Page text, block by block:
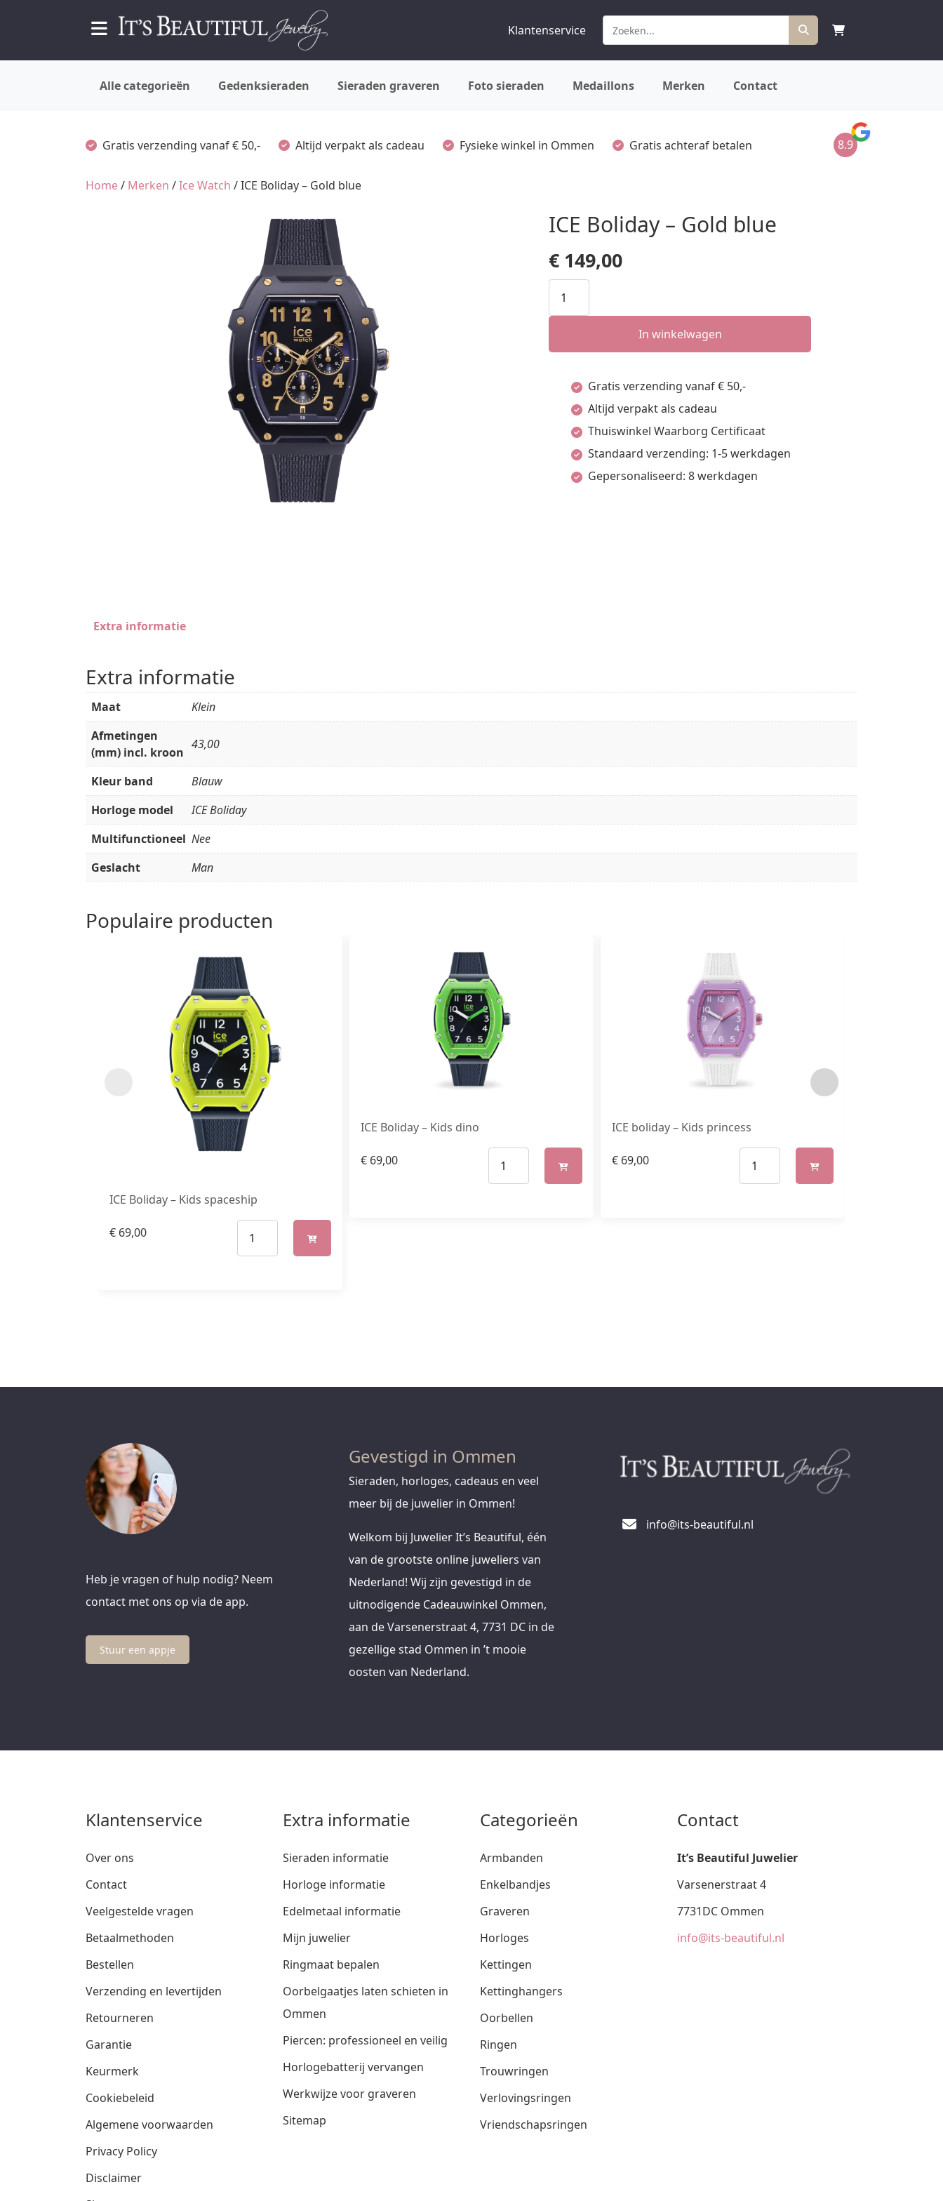
Klantenservice
Alle categorieën Gedenksieraden Sieraden graveren Foto sieraden Medaillons Merken Contact
Gratis verzending vanaf € 50,- Altijd verpakt als cadeau Fysieke winkel in Ommen Gratis achteraf betalen 8.9
Home/ Merken /Ice Watch / ICE Boliday – Gold blue
ICE Boliday – Gold blue
€ 149,00
ICE
Boliday
Gold
aantal
In winkelwagen
Gratis verzending vanaf € 50,-
Altijd verpakt als cadeau
Thuiswinkel Waarborg Certificaat
Standaard verzending: 1-5 werkdagen
Gepersonaliseerd: 8 werkdagen
Extra informatie
Extra informatie
Maat
Klein
Afmetingen
(mm) incl. kroon
43,00
Kleur band
Blauw
Horloge model
ICE Boliday
Multifunctioneel Nee
Geslacht
Man
Populaire producten
ICE Boliday – Kids spaceship
€ 69,00
ICE Boliday – Kids dino
€ 69,00
ICE boliday – Kids princess
€ 69,00
Heb je vragen of hulp nodig? Neem
contact met ons op via de app.
Stuur een appje
Gevestigd in Ommen
Sieraden, horloges, cadeaus en veel
meer bij de juwelier in Ommen!
Welkom bij Juwelier It’s Beautiful, één
van de grootste online juweliers van
Nederland! Wij zijn gevestigd in de
uitnodigende Cadeauwinkel Ommen,
aan de Varsenerstraat 4, 7731 DC in de
gezellige stad Ommen in ’t mooie
oosten van Nederland.
info@its-beautiful.nl
Klantenservice
Over ons
Contact
Veelgestelde vragen
Betaalmethoden
Bestellen
Verzending en levertijden
Retourneren
Garantie
Keurmerk
Cookiebeleid
Algemene voorwaarden
Privacy Policy
Disclaimer
Extra informatie
Sieraden informatie
Horloge informatie
Edelmetaal informatie
Mijn juwelier
Ringmaat bepalen
Oorbelgaatjes laten schieten in
Ommen
Piercen: professioneel en veilig
Horlogebatterij vervangen
Werkwijze voor graveren
Sitemap
Categorieën
Armbanden
Enkelbandjes
Graveren
Horloges
Kettingen
Kettinghangers
Oorbellen
Ringen
Trouwringen
Verlovingsringen
Vriendschapsringen
Contact
It’s Beautiful Juwelier
Varsenerstraat 4
7731DC Ommen
info@its-beautiful.nl